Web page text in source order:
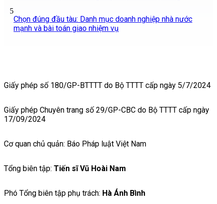
5
Chọn đúng đầu tàu: Danh mục doanh nghiệp nhà nước
mạnh và bài toán giao nhiệm vụ
Giấy phép số 180/GP-BTTTT do Bộ TTTT cấp ngày 5/7/2024
Giấy phép Chuyên trang số 29/GP-CBC do Bộ TTTT cấp ngày
17/09/2024
Cơ quan chủ quản: Báo Pháp luật Việt Nam
Tổng biên tập: Tiến sĩ Vũ Hoài Nam
Phó Tổng biên tập phụ trách: Hà Ánh Bình